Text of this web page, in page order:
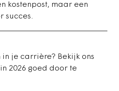
kostenpost, maar een
succes.
je carrière? Bekijk ons
2026 goed door te